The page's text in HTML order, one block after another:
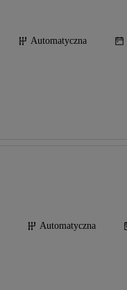
Automatyczna
Automatyczna